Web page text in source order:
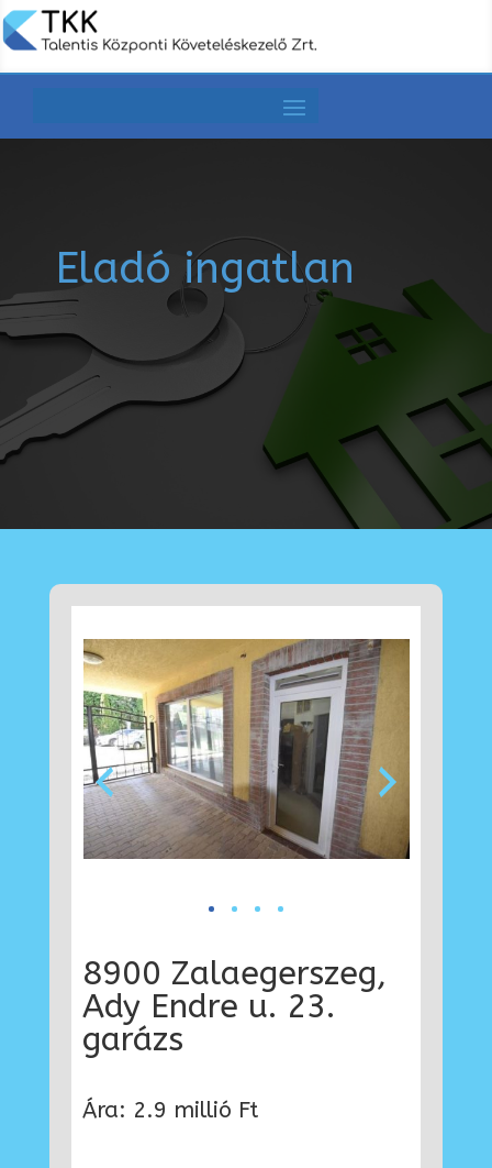
Eladó ingatlan
8900 Zalaegerszeg,
Ady Endre u. 23.
garázs
Ára: 2.9 millió Ft